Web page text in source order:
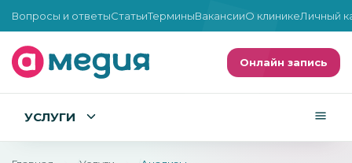
Вопросы и ответыСтатьиТерминыВакансииО клиникеЛичный
Онлайн запись
УСЛУГИ